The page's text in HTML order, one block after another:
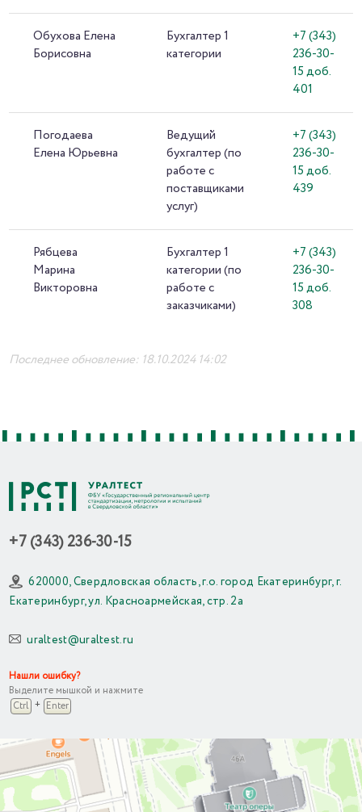
Обухова Елена
Борисовна
Бухгалтер 1
категории
+7 (343)
236-30-
15 доб.
401
Погодаева
Елена Юрьевна
Ведущий
бухгалтер (по
работе с
поставщиками
услуг)
+7 (343)
236-30-
15 доб.
439
Рябцева
Марина
Викторовна
Бухгалтер 1
категории (по
работе с
заказчиками)
+7 (343)
236-30-
15 доб.
308
Последнее обновление: 18.10.2024 14:02
+7 (343) 236-30-15
620000, Свердловская область, г.о. город Екатеринбург, г.
Екатеринбург, ул. Красноармейская, стр. 2а
uraltest@uraltest.ru
Нашли ошибку?
Выделите мышкой и нажмите
Ctrl + Enter